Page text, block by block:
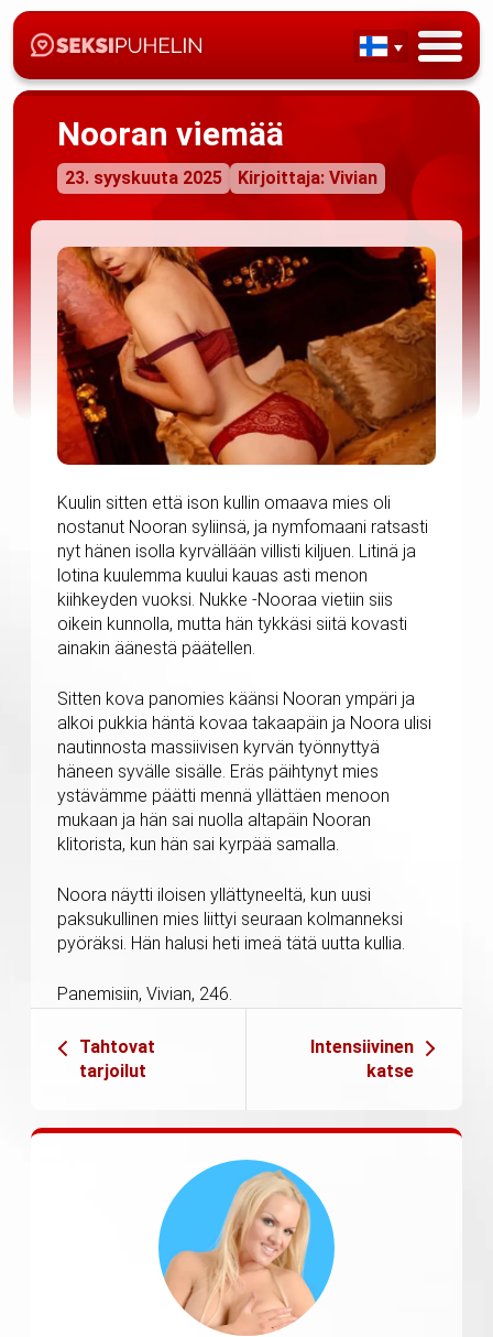
Nooran viemää
23. syyskuuta 2025 Kirjoittaja: Vivian
Kuulin sitten että ison kullin omaava mies oli
nostanut Nooran syliinsä, ja nymfomaani ratsasti
nyt hänen isolla kyrvällään villisti kiljuen. Litinä ja
lotina kuulemma kuului kauas asti menon
kiihkeyden vuoksi. Nukke -Nooraa vietiin siis
oikein kunnolla, mutta hän tykkäsi siitä kovasti
ainakin äänestä päätellen.
Sitten kova panomies käänsi Nooran ympäri ja
alkoi pukkia häntä kovaa takaapäin ja Noora ulisi
nautinnosta massiivisen kyrvän työnnyttyä
häneen syvälle sisälle. Eräs päihtynyt mies
ystävämme päätti mennä yllättäen menoon
mukaan ja hän sai nuolla altapäin Nooran
klitorista, kun hän sai kyrpää samalla.
Noora näytti iloisen yllättyneeltä, kun uusi
paksukullinen mies liittyi seuraan kolmanneksi
pyöräksi. Hän halusi heti imeä tätä uutta kullia.
Panemisiin, Vivian, 246.
Tahtovat
tarjoilut
Intensiivinen
katse